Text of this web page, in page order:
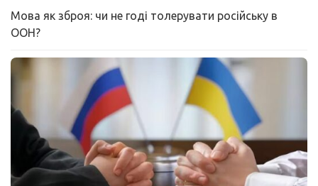
Мова як зброя: чи не годі толерувати російську в
ООН?